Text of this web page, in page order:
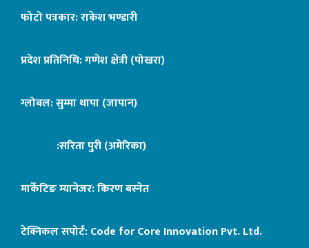
फोटो पत्रकार: राकेश भण्डारी
प्रदेश प्रतिनिधि: गणेश क्षेत्री (पोखरा)
ग्लोबल: सुम्मा थापा (जापान)
:सरिता पुरी (अमेरिका)
मार्केटिङ म्यानेजर: किरण बस्नेत
टेक्निकल सपोर्ट:Code for Core Innovation Pvt. Ltd.